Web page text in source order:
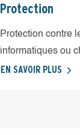
Protection
Protection contre
informatiques ou
EN SAVOIR PLUS